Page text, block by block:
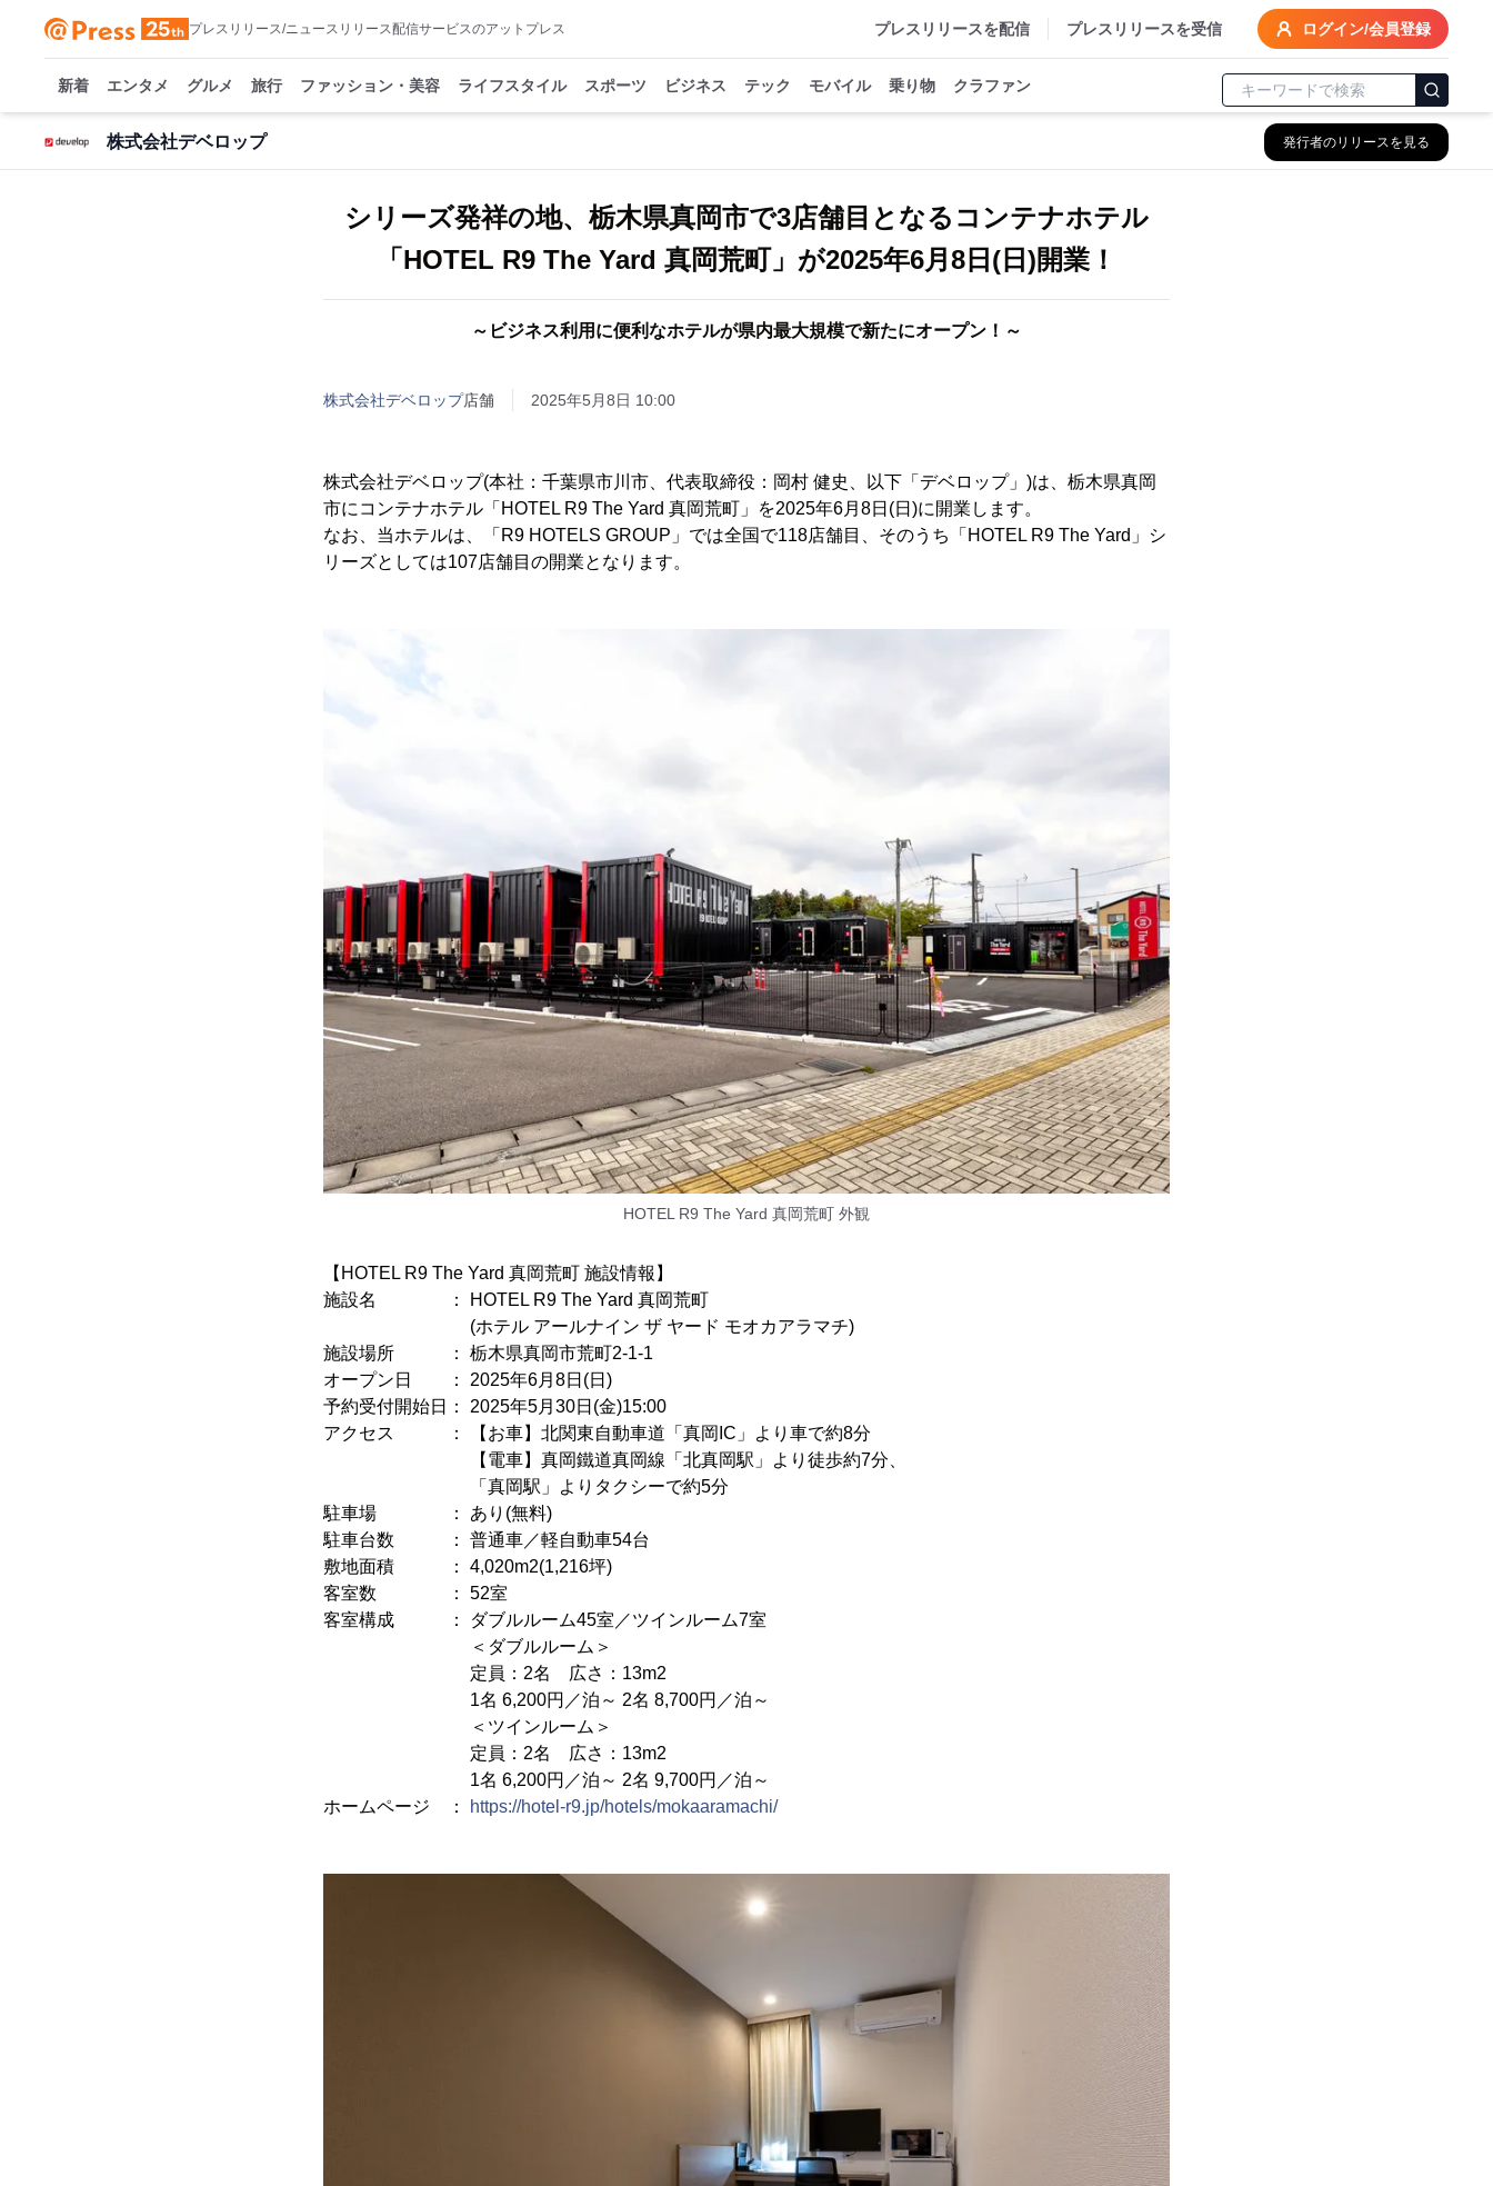
プレスリリース/ニュースリリース配信サービスのアットプレス プレスリリースを配信 プレスリリースを受信 ログイン/会員登録
新着 エンタメ グルメ 旅行 ファッション・美容 ライフスタイル スポーツ ビジネス テック モバイル 乗り物 クラファン
株式会社デベロップ 発行者のリリースを見る
シリーズ発祥の地、栃木県真岡市で3店舗目となるコンテナホテル
「HOTEL R9 The Yard 真岡荒町」が2025年6月8日(日)開業！
～ビジネス利用に便利なホテルが県内最大規模で新たにオープン！～
株式会社デベロップ店舗 2025年5月8日 10:00
株式会社デベロップ(本社：千葉県市川市、代表取締役：岡村 健史、以下「デベロップ」)は、栃木県真岡
市にコンテナホテル「HOTEL R9 The Yard 真岡荒町」を2025年6月8日(日)に開業します。
なお、当ホテルは、「R9 HOTELS GROUP」では全国で118店舗目、そのうち「HOTEL R9 The Yard」シ
リーズとしては107店舗目の開業となります。
HOTEL R9 The Yard 真岡荒町 外観
【HOTEL R9 The Yard 真岡荒町 施設情報】
施設名 ： HOTEL R9 The Yard 真岡荒町
(ホテル アールナイン ザ ヤード モオカアラマチ)
施設場所 ： 栃木県真岡市荒町2-1-1
オープン日 ： 2025年6月8日(日)
予約受付開始日： 2025年5月30日(金)15:00
アクセス ： 【お車】北関東自動車道「真岡IC」より車で約8分
【電車】真岡鐵道真岡線「北真岡駅」より徒歩約7分、
「真岡駅」よりタクシーで約5分
駐車場 ： あり(無料)
駐車台数 ： 普通車／軽自動車54台
敷地面積 ： 4,020m2(1,216坪)
客室数 ： 52室
客室構成 ： ダブルルーム45室／ツインルーム7室
＜ダブルルーム＞
定員：2名 広さ：13m2
1名 6,200円／泊～ 2名 8,700円／泊～
＜ツインルーム＞
定員：2名 広さ：13m2
1名 6,200円／泊～ 2名 9,700円／泊～
ホームページ ：
https://hotel-r9.jp/hotels/mokaaramachi/